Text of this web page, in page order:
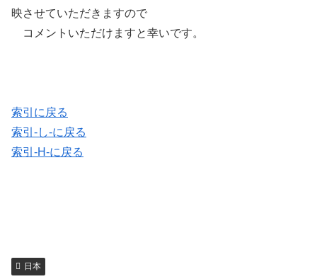
映させていただきますので
コメントいただけますと幸いです。
索引に戻る
索引-し-に戻る
索引-H-に戻る
日本